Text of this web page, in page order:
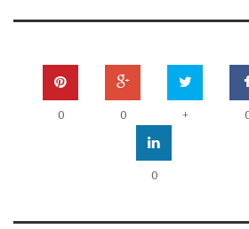
+
0
0
0